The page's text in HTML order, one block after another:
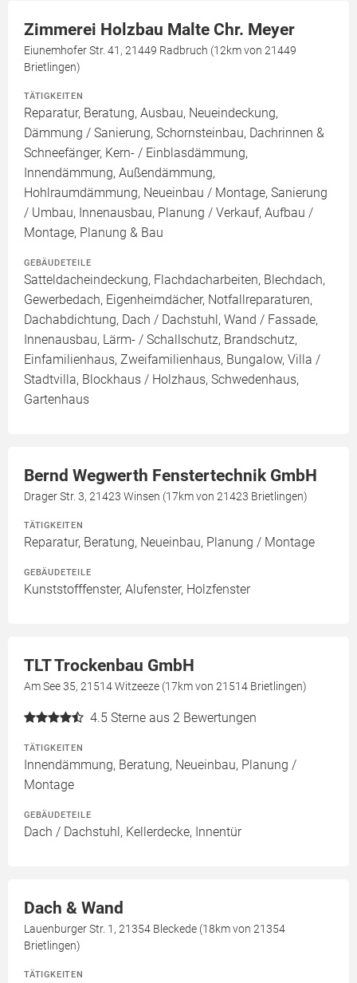
Zimmerei Holzbau Malte Chr. Meyer
Eiunemhofer Str. 41, 21449 Radbruch (12km von 21449
Brietlingen)
TÄTIGKEITEN
Reparatur, Beratung, Ausbau, Neueindeckung,
Dämmung / Sanierung, Schornsteinbau, Dachrinnen &
Schneefänger, Kern- / Einblasdämmung,
Innendämmung, Außendämmung,
Hohlraumdämmung, Neueinbau / Montage, Sanierung
/ Umbau, Innenausbau, Planung / Verkauf, Aufbau /
Montage, Planung & Bau
GEBÄUDETEILE
Satteldacheindeckung, Flachdacharbeiten, Blechdach,
Gewerbedach, Eigenheimdächer, Notfallreparaturen,
Dachabdichtung, Dach / Dachstuhl, Wand / Fassade,
Innenausbau, Lärm- / Schallschutz, Brandschutz,
Einfamilienhaus, Zweifamilienhaus, Bungalow, Villa /
Stadtvilla, Blockhaus / Holzhaus, Schwedenhaus,
Gartenhaus
Bernd Wegwerth Fenstertechnik GmbH
Drager Str. 3, 21423 Winsen (17km von 21423 Brietlingen)
TÄTIGKEITEN
Reparatur, Beratung, Neueinbau, Planung / Montage
GEBÄUDETEILE
Kunststofffenster, Alufenster, Holzfenster
TLT Trockenbau GmbH
Am See 35, 21514 Witzeeze (17km von 21514 Brietlingen)
4.5 Sterne aus 2 Bewertungen
TÄTIGKEITEN
Innendämmung, Beratung, Neueinbau, Planung /
Montage
GEBÄUDETEILE
Dach / Dachstuhl, Kellerdecke, Innentür
Dach & Wand
Lauenburger Str. 1, 21354 Bleckede (18km von 21354
Brietlingen)
TÄTIGKEITEN